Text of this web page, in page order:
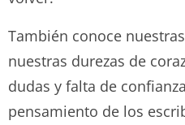
También conoce
nuestras durezas de
dudas y falta de
pensamiento de los